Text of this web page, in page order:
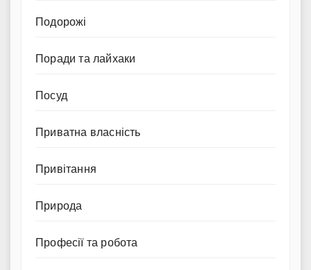
Подорожі
Поради та лайхаки
Посуд
Приватна власність
Привітання
Природа
Професії та робота